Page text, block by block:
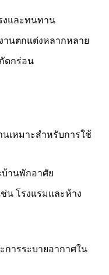
และทนทาน
นตกแต่งหลากหลาย
ดกร่อน
เหมาะสำหรับการใช้
านพักอาศัย
น โรงแรมและห้าง
การระบายอากาศใน